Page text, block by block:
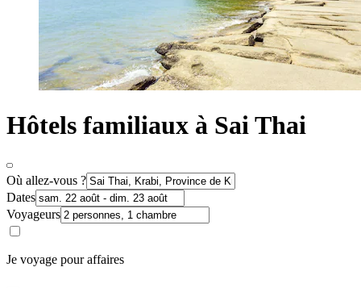
Hôtels familiaux à Sai Thai
Où allez-vous ?
Dates
Voyageurs
Je voyage pour affaires